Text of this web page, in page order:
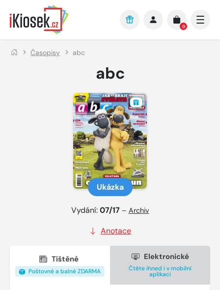
Přejít na hlavní obsah
0
Časopisy abc
abc
Ukázka
Vydání:07/17 – Archiv
Anotace
Tištěné
Poštovné a balné ZDARMA
Elektronické
Čtěte ihned i v mobilní
aplikaci